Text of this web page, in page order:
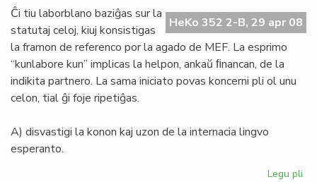
HeKo 352 2-B, 29 apr 08
Ĉi tiu laborblano baziĝas sur la
statutaj celoj, kiuj konsistigas
la framon de referenco por la agado de MEF. La esprimo
“kunlabore kun” implicas la helpon, ankaŭ ﬁnancan, de la
indikita partnero. La sama iniciato povas koncerni pli ol unu
celon, tial ĝi foje ripetiĝas.
A) disvastigi la konon kaj uzon de la internacia lingvo
esperanto.
Legu pli